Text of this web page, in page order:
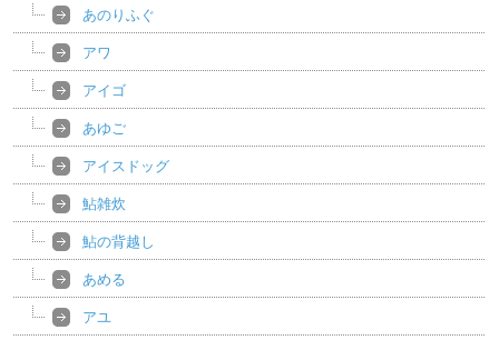
あのりふぐ
アワ
アイゴ
あゆご
アイスドッグ
鮎雑炊
鮎の背越し
あめる
アユ